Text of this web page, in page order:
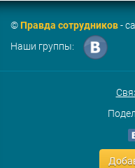
©Правда сотрудников-
Наши группы: